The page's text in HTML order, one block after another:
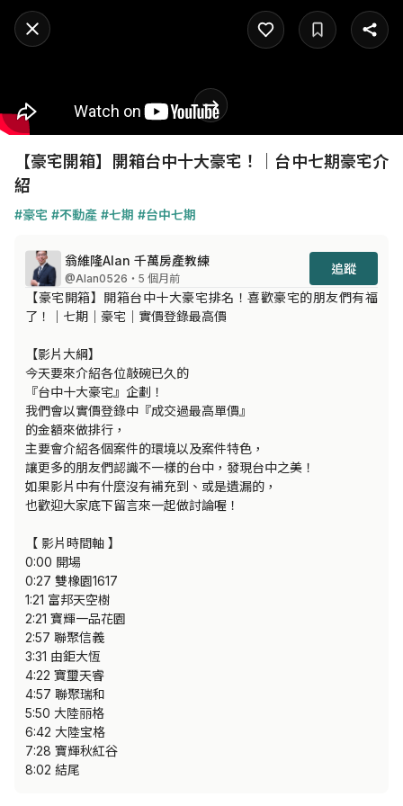
【豪宅開箱】開箱台中十大豪宅！｜台中七期豪宅介
紹
#豪宅 #不動產 #七期 #台中七期
翁維隆Alan 千萬房產教練
@Alan0526 ・5 個月前
追蹤
【豪宅開箱】開箱台中十大豪宅排名！喜歡豪宅的朋友們有福
了！｜七期｜豪宅｜實價登錄最高價
【影片大綱】
今天要來介紹各位敲碗已久的
『台中十大豪宅』企劃！
我們會以實價登錄中『成交過最高單價』
的金額來做排行，
主要會介紹各個案件的環境以及案件特色，
讓更多的朋友們認識不一樣的台中，發現台中之美！
如果影片中有什麼沒有補充到、或是遺漏的，
也歡迎大家底下留言來一起做討論喔！
【 影片時間軸 】
0:00 開場
0:27 雙橡園1617
1:21 富邦天空樹
2:21 寶輝一品花園
2:57 聯聚信義
3:31 由鉅大恆
4:22 寶璽天睿
4:57 聯聚瑞和
5:50 大陸丽格
6:42 大陸宝格
7:28 寶輝秋紅谷
8:02 結尾